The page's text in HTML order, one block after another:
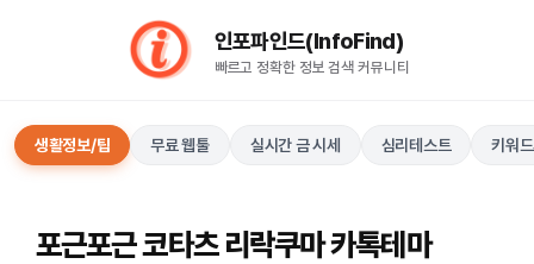
인포파인드(InfoFind)​​​​
빠르고 정확한 정보 검색 커뮤니티
생활정보/팁 무료 웹툴 실시간 금 시세 심리테스트 키워
포근포근 코타츠 리락쿠마 카톡테마